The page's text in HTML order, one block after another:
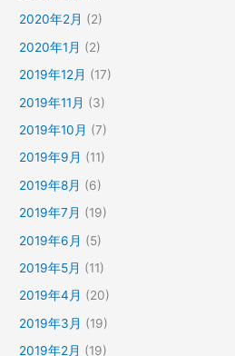
2020年2月 (2)
2020年1月 (2)
2019年12月 (17)
2019年11月 (3)
2019年10月 (7)
2019年9月 (11)
2019年8月 (6)
2019年7月 (19)
2019年6月 (5)
2019年5月 (11)
2019年4月 (20)
2019年3月 (19)
2019年2月 (19)